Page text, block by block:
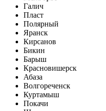
Галич
Пласт
Полярный
Яранск
Кирсанов
Бикин
Барыш
Красновишерск
Абаза
Волгореченск
Куртамыш
Покачи